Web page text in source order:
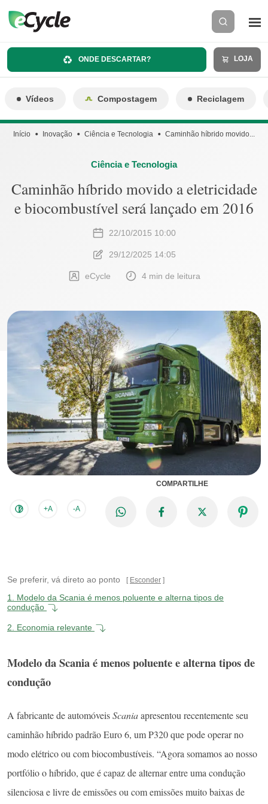
ONDE DESCARTAR? LOJA
Vídeos Compostagem Reciclagem
Início Inovação Ciência e Tecnologia Caminhão híbrido movido...
Ciência e Tecnologia
Caminhão híbrido movido a eletricidade
e biocombustível será lançado em 2016
22/10/2015 10:00
29/12/2025 14:05
eCycle 4 min de leitura
+A -A
COMPARTILHE
Se preferir, vá direto ao ponto Esconder
1. Modelo da Scania é menos poluente e alterna tipos de
condução
2. Economia relevante
Modelo da Scania é menos poluente e alterna tipos de
condução
A fabricante de automóveisScaniaapresentou recentemente seu
caminhão híbrido padrão Euro 6, um P320 que pode operar no
modo elétrico ou com biocombustíveis. “Agora somamos ao nosso
portfólio o híbrido, que é capaz de alternar entre uma condução
silenciosa e livre de emissões ou com emissões muito baixas de